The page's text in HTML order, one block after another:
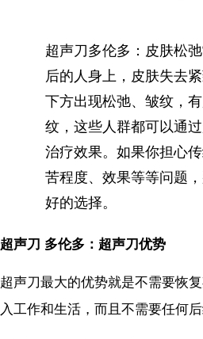
超声刀多伦多：皮肤松
后的人身上，皮肤失去
下方出现松弛、皱纹，
纹，这些人群都可以通
治疗效果。如果你担心
苦程度、效果等等问题
好的选择。
超声刀 多伦多：超声刀优势
超声刀最大的优势就是不需要恢
入工作和生活，而且不需要任何后